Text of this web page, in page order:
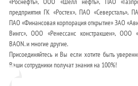
предприятия ГК «Ростех», ПАО «Северсталь»,
ПАО «Финансовая корпорация открытие» ЗАО
Вингс», ООО «Ренессанс констракшен», ООО
BAON. и многие другие.
Присоединяйтесь и Вы если хотите быть
Ваши сотрудники получат знания на 100%!